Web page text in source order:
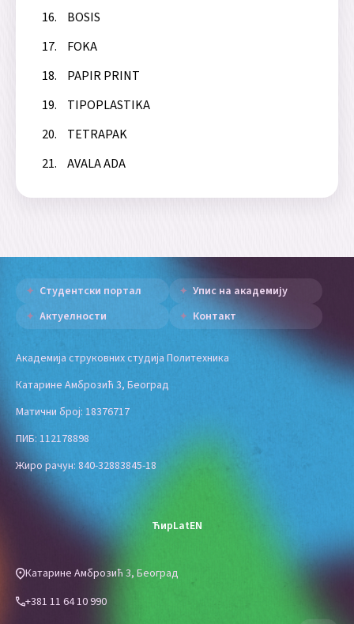
BOSIS
FOKA
PAPIR PRINT
TIPOPLASTIKA
TETRAPAK
AVALA ADA
Студентски портал
Упис на академију
Актуелности
Контакт
Академија струковних студија Политехника
Катарине Амброзић 3, Београд
Матични број: 18376717
ПИБ: 112178898
Жиро рачун: 840-32883845-18
ЋирLatEN
Катарине Амброзић 3, Београд
+381 11 64 10 990